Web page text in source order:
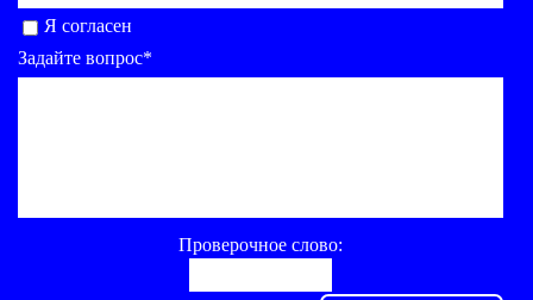
Я согласен
Задайте вопрос*
Проверочное слово: